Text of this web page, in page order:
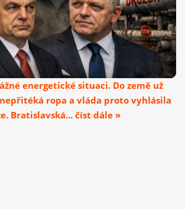
energetické situaci. Do země už
ropa a vláda proto vyhlásila
Bratislavská... číst dále »